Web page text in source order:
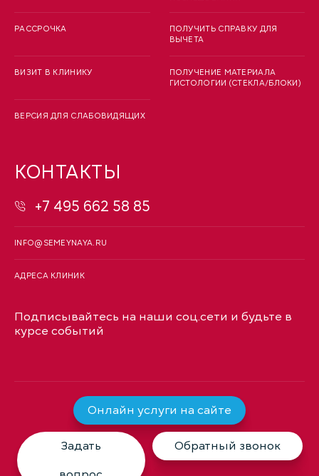
РАССРОЧКА
ВИЗИТ В КЛИНИКУ
ВЕРСИЯ ДЛЯ СЛАБОВИДЯЩИХ
ПОЛУЧИТЬ СПРАВКУ ДЛЯ
ВЫЧЕТА
ПОЛУЧЕНИЕ МАТЕРИАЛА
ГИСТОЛОГИИ (СТЕКЛА/БЛОКИ)
КОНТАКТЫ
+7 495 662 58 85
INFO@SEMEYNAYA.RU
АДРЕСА КЛИНИК
Подписывайтесь на наши соц.сети и будьте в
курсе событий
Онлайн услуги на сайте
Задать
Обратный звонок